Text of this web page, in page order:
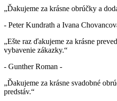
„Ďakujeme za krásne obrúčky a
- Peter Kundrath a Ivana
„Ešte raz ďakujeme za krásne
vybavenie zákazky.“
- Gunther Roman -
„Ďakujeme za krásne svadobné
predstáv.“